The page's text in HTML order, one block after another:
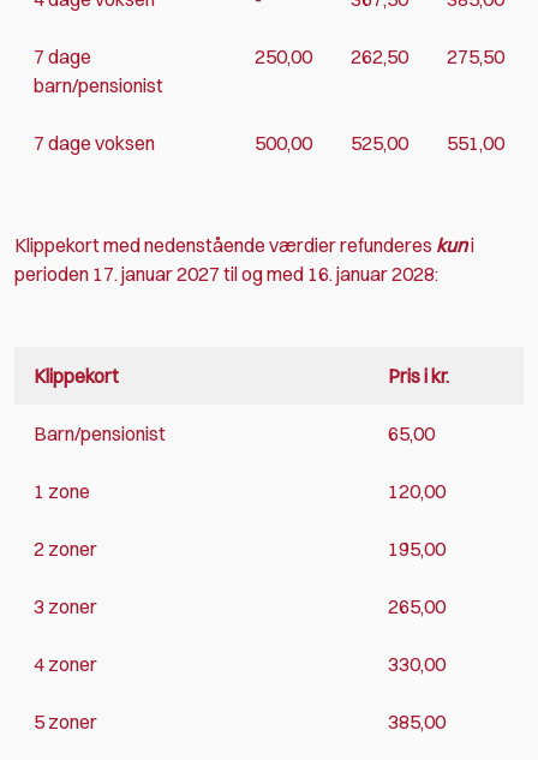
7 dage
barn/pensionist
250,00 262,50 275,50
7 dage voksen 500,00 525,00 551,00
Klippekort med nedenstående værdier refunderes kuni
perioden 17. januar 2027 til og med 16. januar 2028:
Klippekort Pris i kr.
Barn/pensionist 65,00
1 zone 120,00
2 zoner 195,00
3 zoner 265,00
4 zoner 330,00
5 zoner 385,00